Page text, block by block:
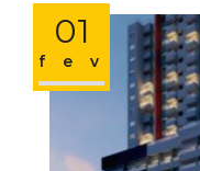
01
fev